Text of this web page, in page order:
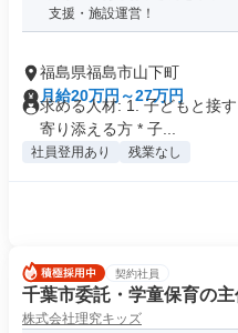
支援・施設運営！
福島県福島市山下町
月給20万円～27万円
求める人材: 1. 子どもと接
寄り添える方 * 子...
社員登用あり 残業なし
契約社員
千葉市委託・学童保育の主
株式会社理究キッズ